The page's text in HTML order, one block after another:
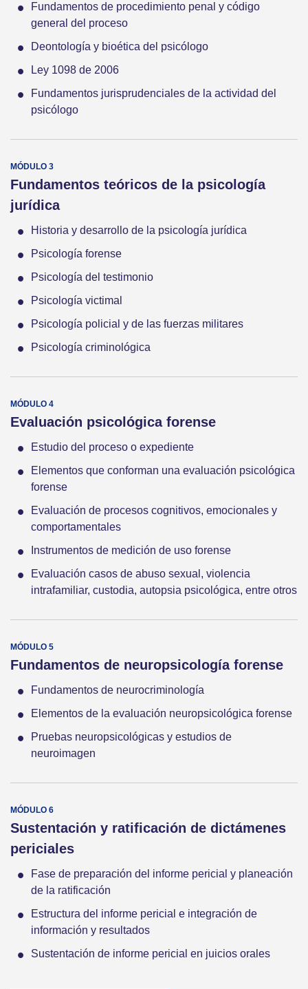
Fundamentos de procedimiento penal y código
general del proceso
Deontología y bioética del psicólogo
Ley 1098 de 2006
Fundamentos jurisprudenciales de la actividad del
psicólogo
Fundamentos teóricos de la psicología
jurídica
Historia y desarrollo de la psicología jurídica
Psicología forense
Psicología del testimonio
Psicología victimal
Psicología policial y de las fuerzas militares
Psicología criminológica
Evaluación psicológica forense
Estudio del proceso o expediente
Elementos que conforman una evaluación psicológica
forense
Evaluación de procesos cognitivos, emocionales y
comportamentales
Instrumentos de medición de uso forense
Evaluación casos de abuso sexual, violencia
intrafamiliar, custodia, autopsia psicológica, entre otros
Fundamentos de neuropsicología forense
Fundamentos de neurocriminología
Elementos de la evaluación neuropsicológica forense
Pruebas neuropsicológicas y estudios de
neuroimagen
Sustentación y ratificación de dictámenes
periciales
Fase de preparación del informe pericial y planeación
de la ratificación
Estructura del informe pericial e integración de
información y resultados
Sustentación de informe pericial en juicios orales